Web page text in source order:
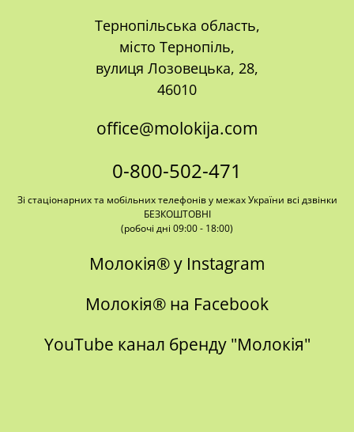
Тернопільська область,
місто Тернопіль,
​​​​​​​вулиця Лозовецька, 28,
46010
office@molokija.com
0-800-502-471
Зі стаціонарних та мобільних телефонів у межах України всі дзвінки
БЕЗКОШТОВНІ
​​​​​​​(робочі дні 09:00 - 18:00)
Молокія® у Instagram
Молокія® на Facebook
YouTube канал бренду "Молокія"